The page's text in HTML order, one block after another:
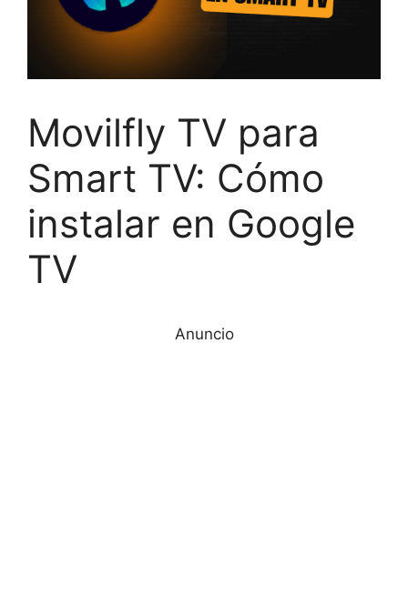
Movilfly TV para
Smart TV: Cómo
instalar en Google
TV
Anuncio